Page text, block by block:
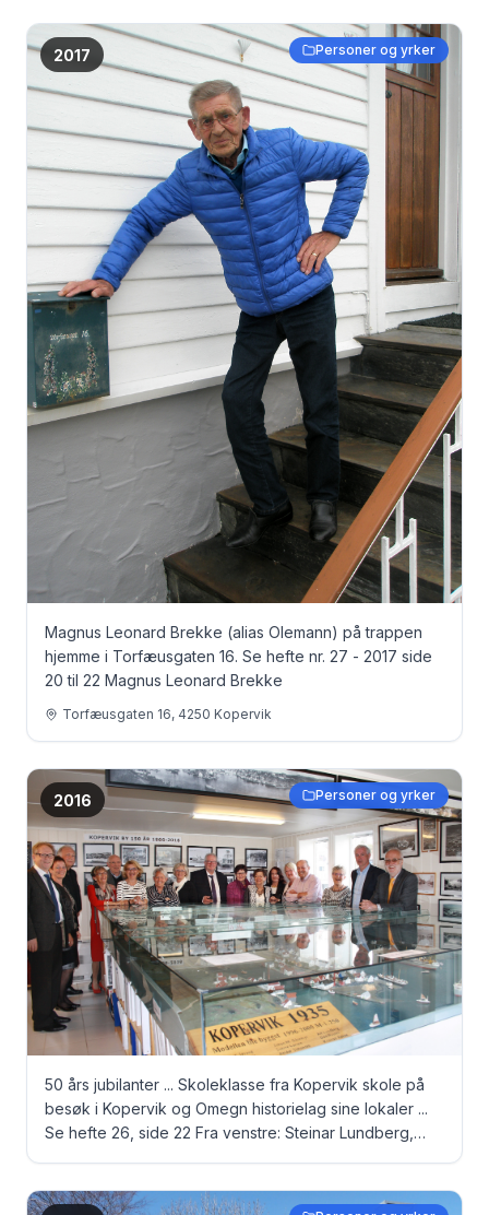
2017 Personer og yrker
Magnus Leonard Brekke (alias Olemann) på trappen
hjemme i Torfæusgaten 16. Se hefte nr. 27 - 2017 side
20 til 22 Magnus Leonard Brekke
Torfæusgaten 16, 4250 Kopervik
2016 Personer og yrker
50 års jubilanter ... Skoleklasse fra Kopervik skole på
besøk i Kopervik og Omegn historielag sine lokaler ...
Se hefte 26, side 22 Fra venstre: Steinar Lundberg,
Welde Bjørke, Bjørg Fosen Engevik, Reidun Nøkling